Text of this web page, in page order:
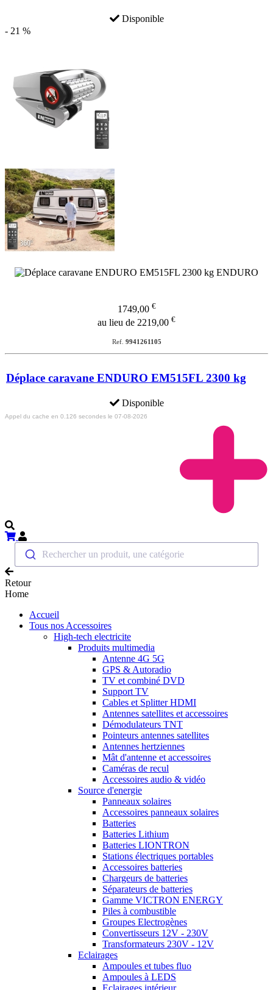
Disponible
- 21 %
1749,00 €
au lieu de 2219,00 €
Ref. 9941261105
Déplace caravane ENDURO EM515FL 2300 kg
Disponible
Appel du cache en 0.126 secondes le 07-08-2026
Rechercher un produit, une catégorie
Retour
Home
Accueil
Tous nos Accessoires
High-tech electricite
Produits multimedia
Antenne 4G 5G
GPS & Autoradio
TV et combiné DVD
Support TV
Cables et Splitter HDMI
Antennes satellites et accessoires
Démodulateurs TNT
Pointeurs antennes satellites
Antennes hertziennes
Mât d'antenne et accessoires
Caméras de recul
Accessoires audio & vidéo
Source d'energie
Panneaux solaires
Accessoires panneaux solaires
Batteries
Batteries Lithium
Batteries LIONTRON
Stations électriques portables
Accessoires batteries
Chargeurs de batteries
Séparateurs de batteries
Gamme VICTRON ENERGY
Piles à combustible
Groupes Electrogènes
Convertisseurs 12V - 230V
Transformateurs 230V - 12V
Eclairages
Ampoules et tubes fluo
Ampoules à LEDS
Eclairages intérieur